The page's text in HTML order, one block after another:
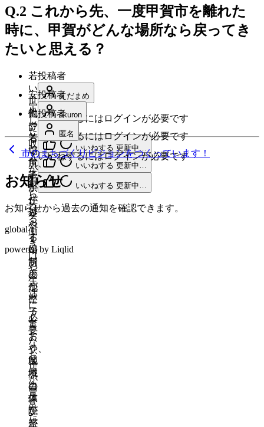
Q.2 これから先、一度甲賀市を離れた
時に、甲賀がどんな場所なら戻ってき
たいと思える？
若
い
世
代
や
若
い
世
帯
が
住
み
や
す
い
制
度
が
整
っ
て
お
り、
地
域
自
体
が
盛
投稿者
えだまめ
いいねするにはログインが必要です
いいねする 更新中…
安
定
し
た
収
入
が
得
ら
れ
る
働
き
口
や
生
活
に
必
要
な
お
店
が
豊
富
だ
投稿者
akuron
いいねするにはログインが必要です
いいねする 更新中…
働
け
る
場
所、
子
供
が
遊
べ
る
場
所
の
他
に
子
育
て
や
医
療
の
保
障
が
投稿者
匿名
いいねするにはログインが必要です
いいねする 更新中…
市のまちづくりビジョンをつくっています！
お知らせ
お知らせから過去の通知を確認できます。
global
powered by Liqlid